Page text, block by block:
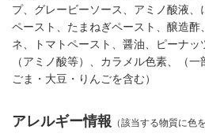
プ、グレービーソース、アミノ酸液
ペースト、たまねぎペースト、醸造酢
ネ、トマトペースト、醤油、ピーナ
（アミノ酸等）、カラメル色素、（
ごま・大豆・りんごを含む）
アレルギー情報 （該当する物質に色